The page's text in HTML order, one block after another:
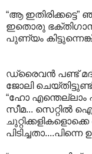
“ആ ഇതിരിക്കട്ടെ”
ഇതൊരു
പുണ്യം
ഡ്രൈവൻ പണ്ട്
ജോലി
“ഹോ എന്തെല്ലാം
സീമ... സെറ്റിൽ
പിടിച്ചതാ....പിന്നെ